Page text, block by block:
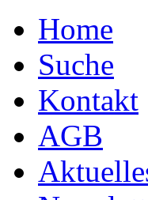
Home
Suche
Kontakt
AGB